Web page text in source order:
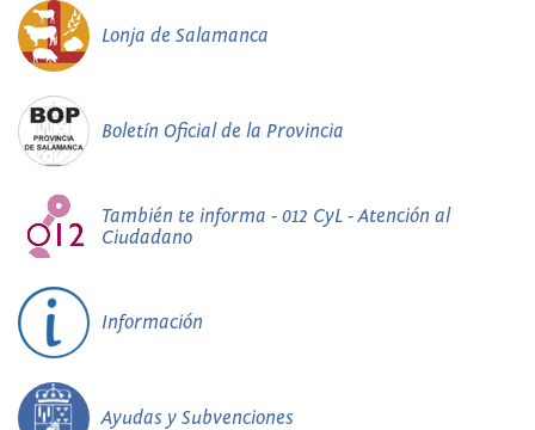
Lonja de Salamanca
Boletín Oficial de la Provincia
También te informa - 012 CyL - Atención al
Ciudadano
Información
Ayudas y Subvenciones